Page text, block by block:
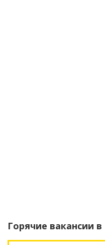
Горячие вакансии в